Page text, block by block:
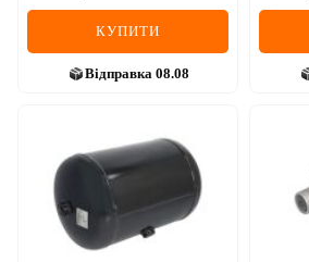
КУПИТИ
Відправка 08.08